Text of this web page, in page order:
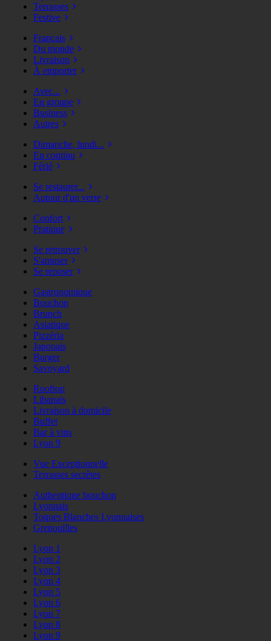
Terrasses
Festive
Français
Du monde
Livraison
À emporter
Avec...
En groupe
Business
Autres
Dimanche, lundi...
En continu
Férié
Se restaurer...
Autour d'un verre
Confort
Pratique
Se retrouver
S'amuser
Se reposer
Gastronomique
Bouchon
Brunch
Asiatique
Pizzéria
Japonais
Burger
Savoyard
Rooftop
Libanais
Livraison à domicile
Buffet
Bar à vins
Lyon 9
Vue Exceptionnelle
Terrasses secrètes
Authentique bouchon
Lyonnais
Toques Blanches Lyonnaises
Grenouilles
Lyon 1
Lyon 2
Lyon 3
Lyon 4
Lyon 5
Lyon 6
Lyon 7
Lyon 8
Lyon 9